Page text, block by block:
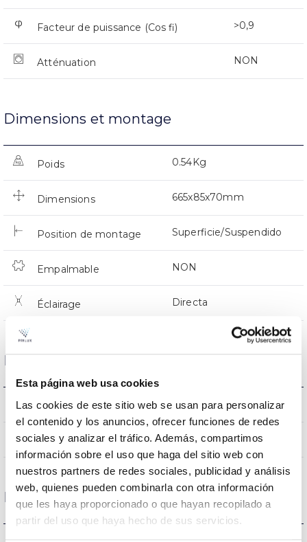
Esta página web usa cookies
Las cookies de este sitio web se usan para personalizar
el contenido y los anuncios, ofrecer funciones de redes
sociales y analizar el tráfico. Además, compartimos
información sobre el uso que haga del sitio web con
nuestros partners de redes sociales, publicidad y análisis
web, quienes pueden combinarla con otra información
que les haya proporcionado o que hayan recopilado a
partir del uso que haya hecho de sus servicios.
Facteur de puissance (Cos fi) >0,9
Atténuation NON
Dimensions et montage
Poids 0.54Kg
Dimensions 665x85x70mm
Position de montage Superficie/Suspendido
Empalmable NON
Éclairage Directa
Données optiques
Température de coleur 5000K
CRI Indice de rendu des couleurs 80
Logement et finition